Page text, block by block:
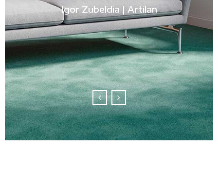
clientes, proporcionando productos de alta
calidad con buen servicio. Han sido años
favorables en los negocios juntos y esperamos
muchos más.”
Ainhoa Crespo | Tapiceria Crespo
Igor Zubeldia | Artilan